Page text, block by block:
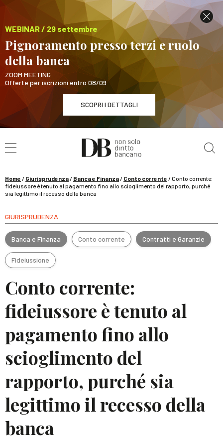
WEBINAR / 29 settembre
Pignoramento presso terzi e ruolo
della banca
ZOOM MEETING
Offerte per iscrizioni entro 08/09
SCOPRI I DETTAGLI
WEBINAR / 29 settembre
Pignoramento presso terzi e ruolo della banca
Home / Giurisprudenza/ Banca e Finanza/ Conto corrente /Conto corrente:
fideiussore è tenuto al pagamento fino allo scioglimento del rapporto, purché
sia legittimo il recesso della banca
GIURISPRUDENZA
Banca e Finanza Conto corrente Contratti e Garanzie
Fideiussione
Conto corrente:
fideiussore è tenuto al
pagamento fino allo
scioglimento del
rapporto, purché sia
legittimo il recesso della
banca